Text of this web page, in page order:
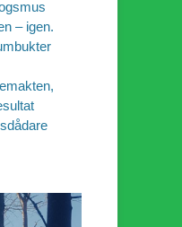
– igen.